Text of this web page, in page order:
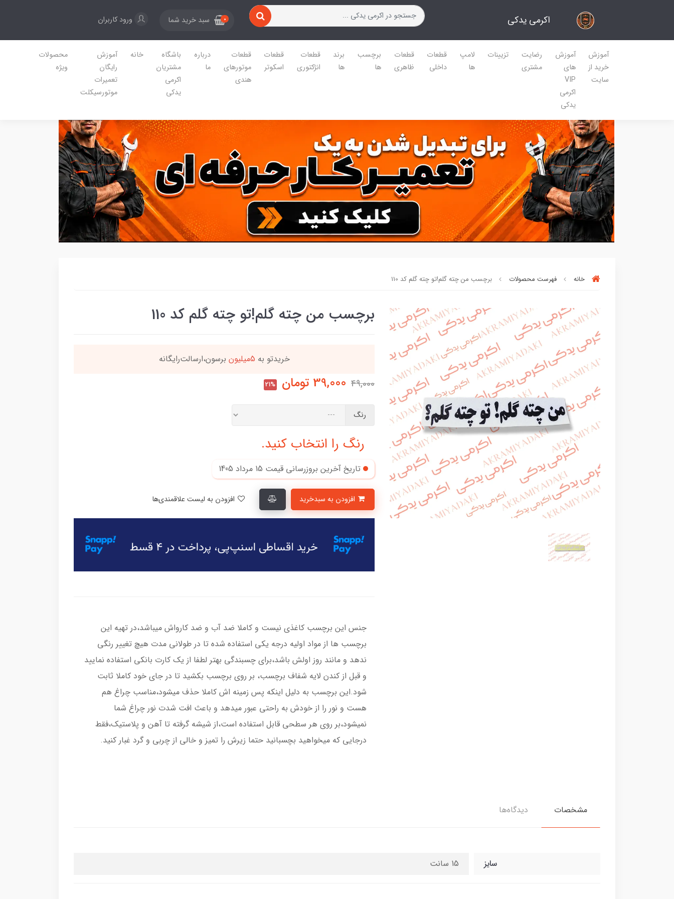
اکرمی یدکی 0 سبد خرید شما ورود کاربران
آموزش
خرید از
سایت
آموزش
های
VIP
اکرمی
یدکی
رضایت
مشتری
تزیینات
لامپ
ها
قطعات
داخلی
قطعات
ظاهری
برچسب
ها
برند
ها
قطعات
انژکتوری
قطعات
اسکوتر
قطعات
موتورهای
هندی
درباره
ما
باشگاه
مشتریان
اکرمی
یدکی
خانه
آموزش
رایگان
تعمیرات
موتورسیکلت
محصولات
ویژه
خانه فهرست محصولات برچسب من چته گلم!تو چته گلم کد 110
برچسب من چته گلم!تو چته گلم کد 110
بسته ها سرموقع (بدون‌تاخیر)ارسال میگردد خریدتو به 5میلیون برسون،ارسالت‌رایگانه
49,000
39,000 تومان 21%
رنگ
رنگ را انتخاب کنید.
تاریخ آخرین بروزرسانی قیمت 15 مرداد 1405
جنس این برچسب کاغذی نیست و کاملا ضد آب و ضد کارواش میباشد،در تهیه این
برچسب ها از مواد اولیه درجه یکی استفاده شده تا در طولانی مدت هیچ تغییر رنگی
ندهد و مانند روز اولش باشد،برای چسبندگی بهتر لطفا از یک کارت بانکی استفاده نمایید
و قبل از کندن لایه شفاف برچسب، بر روی برچسب بکشید تا در جای خود کاملا ثابت
شود.این برچسب به دلیل اینکه پس زمینه اش کاملا حذف میشود،مناسب چراغ هم
هست و نور را از خودش به راحتی عبور میدهد و باعث افت شدت نور چراغ شما
نمیشود،بر روی هر سطحی قابل استفاده است،از شیشه گرفته تا آهن و پلاستیک،فقط
درجایی که میخواهید بچسبانید حتما زیرش را تمیز و خالی از چربی و گرد غبار کنید.
مشخصات دیدگاه‌ها
سایز 15 سانت